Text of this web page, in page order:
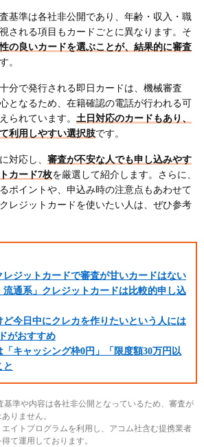
基準は各社非公開であり、年齢・収入・職
される項目もカードごとに異なります。そ
の良いカードを選ぶことが、結果的に審査
。
分で発行される即日カードは、機械審査
となるため、在籍確認の電話が行われる可
られています。 土日対応のカードもあり、
利用しやすい選択肢です。
対応し、 審査が不安な人でも申し込みやす
カード7枚を厳選して紹介します。さらに、
ポイントや、申込み時の注意点もあわせて
レジットカードを使いたい人は、ぜひ参考
レジットカードで審査が甘いカードはない
流通系」クレジットカードは比較的申し込
ど今日中にクレカを作りたいという人には
がおすすめ
キャッシング枠0円」「限度額30万円以
と
準や内容は各社非公開となっているため、審査が
りません。
イトプログラムを利用し、アコム社含む提携業者
て運用しております。